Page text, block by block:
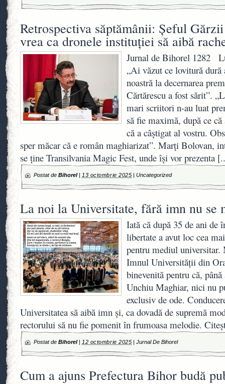
Retrospectiva săptămânii: Șeful
vrea ca dronele instituției să aibă
Jurnal de Bihorel 1282
„Ai văzut ce lovitură
noastră la decernarea
Cărtărescu a fost sărit”.
mari scriitori n-au luat
să fie maximă, după ce
că a câștigat al vostru.
sper măcar că e român maghiarizat”. Marți Bolovan,
se ține Transilvania Magic Fest, unde își vor prezenta
Postat de Bihorel| 13 octombrie 2025 |Uncategorized
La noi la Universitate, fără imn nu se
Iată că după 35 de ani de
libertate a avut loc cea
pentru mediul universitar.
Imnul Universității din
binevenită pentru că,
Unchiu Maghiar, nici nu
exclusiv de ode.
Universitatea să aibă imn și, ca dovadă de supremă
rectorului să nu fie pomenit în frumoasa melodie.
Postat de Bihorel| 12 octombrie 2025 |Jurnal De Bihorel
Cum a ajuns Prefectura Bihor budă